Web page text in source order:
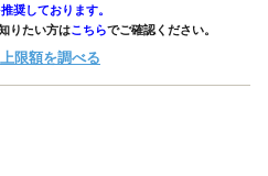
奨しております。
りたい方はこちらでご確認ください。
上限額を調べる